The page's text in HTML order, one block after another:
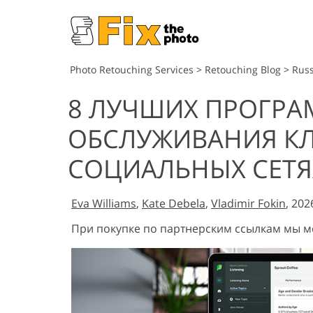
Photo Retouching Services > Retouching Blog >
8 ЛУЧШИХ
ОБСЛУЖИВАНИЯ
СОЦИАЛЬНЫХ
Eva Williams, Kate Debela, Vladimir Fokin,
При покупке по партнерским ссылкам мы